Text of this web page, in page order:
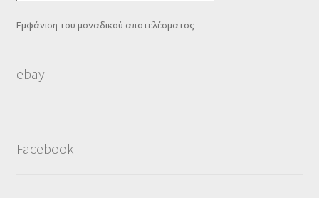
Εμφάνιση του μοναδικού αποτελέσματος
ebay
Facebook